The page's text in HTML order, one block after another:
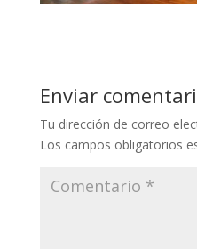
Enviar
Tu dirección de correo
Los campos obligatorios